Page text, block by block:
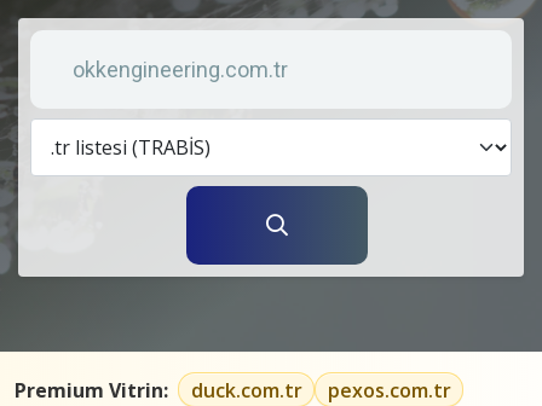
Anahtar kelime
Premium Vitrin: duck.com.tr
pexos.com.tr